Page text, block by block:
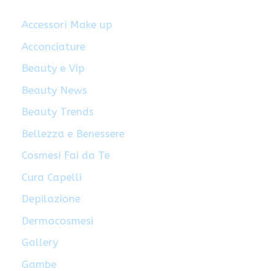
Accessori Make up
Acconciature
Beauty e Vip
Beauty News
Beauty Trends
Bellezza e Benessere
Cosmesi Fai da Te
Cura Capelli
Depilazione
Dermocosmesi
Gallery
Gambe